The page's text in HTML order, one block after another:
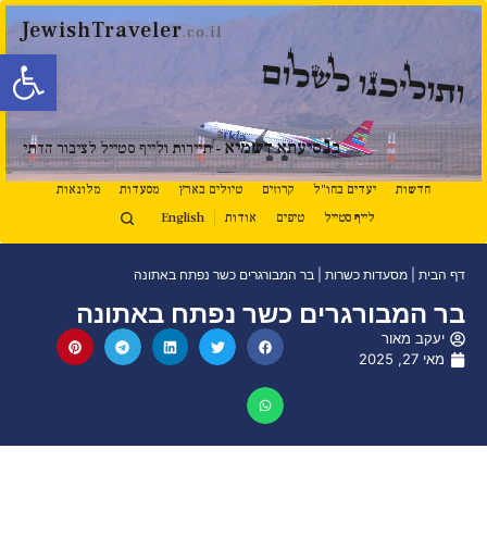
פתח
JewishTraveler.co.il
ותוליכנו לשלום
בנסיעתא דשמיא - תיירות ולייף סטייל לציבור הדתי
חדשות יעדים בחו"ל קרוזים טיולים בארץ מסעדות
מלונאות
לייף סטייל
טיפים אודות English
דף הבית מסעדות כשרות בר המבורגרים כשר נפתח באתונה
בר המבורגרים כשר נפתח באתונה
יעקב מאור
מאי 27, 2025